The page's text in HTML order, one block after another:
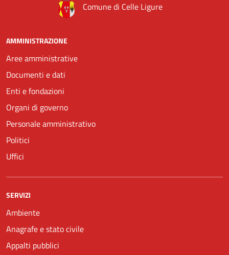
Comune di Celle Ligure
AMMINISTRAZIONE
Aree amministrative
Documenti e dati
Enti e fondazioni
Organi di governo
Personale amministrativo
Politici
Uffici
SERVIZI
Ambiente
Anagrafe e stato civile
Appalti pubblici